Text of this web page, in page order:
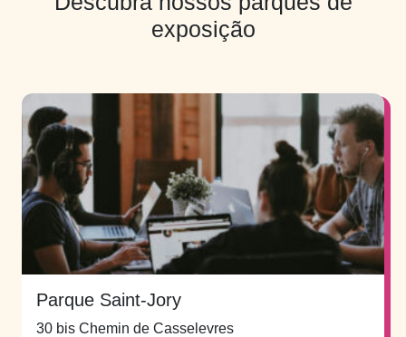
exposição
Parque Saint-Jory
30 bis Chemin de Casselevres